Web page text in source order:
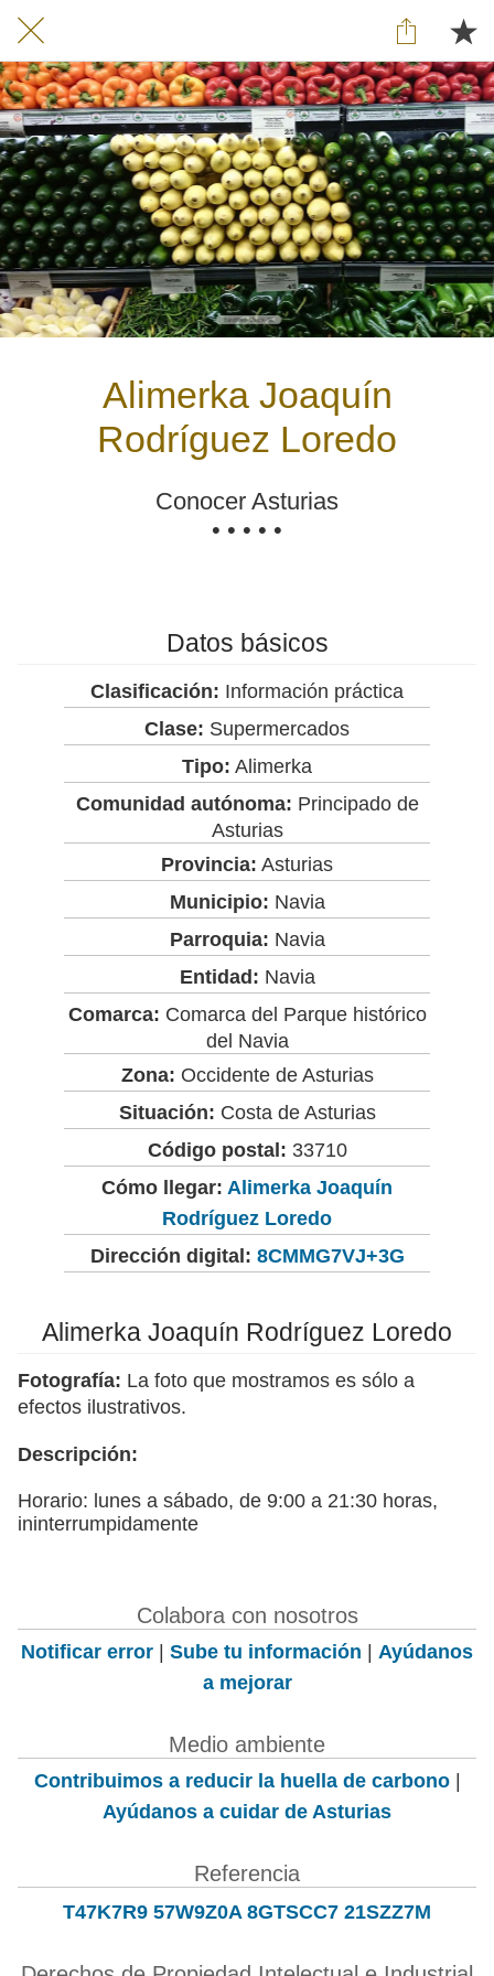
Alimerka Joaquín
Rodríguez Loredo
Conocer Asturias
• • • • •
Datos básicos
Clasificación: Información práctica
Clase: Supermercados
Tipo: Alimerka
Comunidad autónoma: Principado de
Asturias
Provincia: Asturias
Municipio: Navia
Parroquia: Navia
Entidad: Navia
Comarca: Comarca del Parque histórico
del Navia
Zona: Occidente de Asturias
Situación: Costa de Asturias
Código postal: 33710
Cómo llegar: Alimerka Joaquín
Rodríguez Loredo
Dirección digital: 8CMMG7VJ+3G
Alimerka Joaquín Rodríguez Loredo
Fotografía: La foto que mostramos es sólo a
efectos ilustrativos.
Descripción:
Horario: lunes a sábado, de 9:00 a 21:30 horas,
ininterrumpidamente
Colabora con nosotros
Notificar error | Sube tu información | Ayúdanos
a mejorar
Medio ambiente
Contribuimos a reducir la huella de carbono|
Ayúdanos a cuidar de Asturias
Referencia
T47K7R9 57W9Z0A 8GTSCC7 21SZZ7M